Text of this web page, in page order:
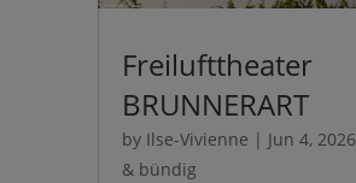
Freilufttheater
BRUNNERART
by Ilse-Vivienne | Jun 4, 2026
& bündig